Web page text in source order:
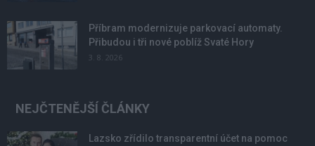
Příbram modernizuje parkovací automaty.
Přibudou i tři nové poblíž Svaté Hory
3. 8. 2026
NEJČTENĚJŠÍ ČLÁNKY
Lazsko zřídilo transparentní účet na pomoc